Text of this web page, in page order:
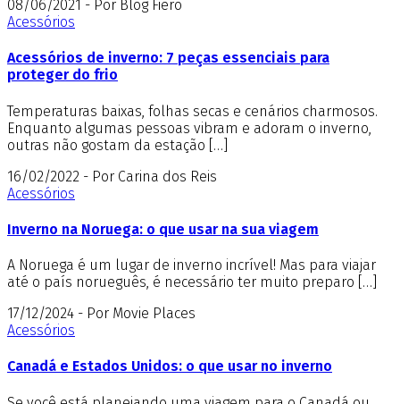
08/06/2021 - Por Blog Fiero
Acessórios
Acessórios de inverno: 7 peças essenciais para
proteger do frio
Temperaturas baixas, folhas secas e cenários charmosos.
Enquanto algumas pessoas vibram e adoram o inverno,
outras não gostam da estação […]
16/02/2022 - Por Carina dos Reis
Acessórios
Inverno na Noruega: o que usar na sua viagem
A Noruega é um lugar de inverno incrível! Mas para viajar
até o país norueguês, é necessário ter muito preparo […]
17/12/2024 - Por Movie Places
Acessórios
Canadá e Estados Unidos: o que usar no inverno